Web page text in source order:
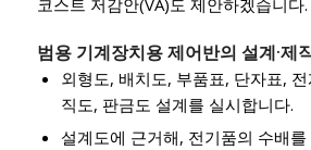
코스트 저감안(VA)도 제안하겠습니다.
범용 기계장치용 제어반의 설계·제
외형도, 배치도, 부품표, 단자표,
직도, 판금도 설계를 실시합니다.
설계도에 근거해, 전기품의 수배를